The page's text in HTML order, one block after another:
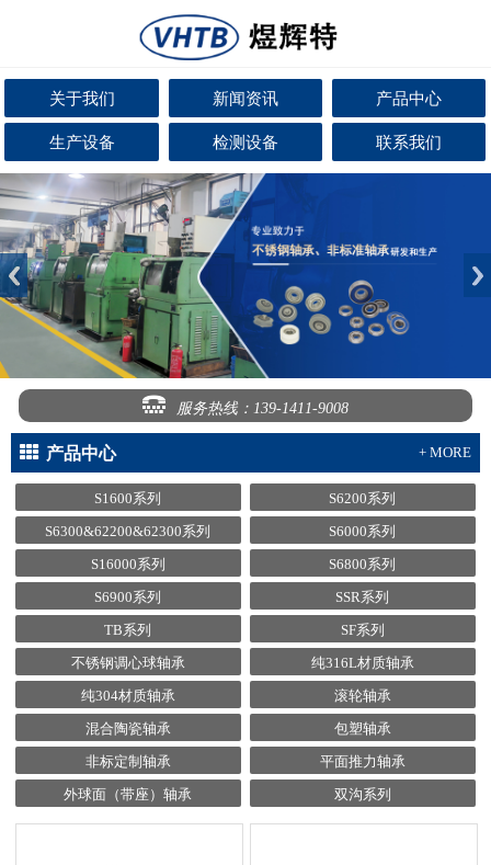
关于我们 新闻资讯 产品中心
生产设备 检测设备 联系我们
服务热线：139-1411-9008
产品中心 + MORE
S1600系列
S6200系列
S6300&62200&62300系列
S6000系列
S16000系列
S6800系列
S6900系列
SSR系列
TB系列
SF系列
不锈钢调心球轴承
纯316L材质轴承
纯304材质轴承
滚轮轴承
混合陶瓷轴承
包塑轴承
非标定制轴承
平面推力轴承
外球面（带座）轴承
双沟系列